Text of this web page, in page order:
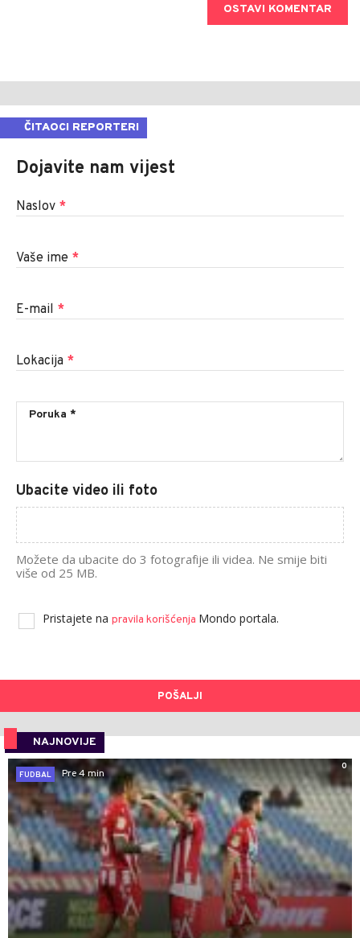
OSTAVI KOMENTAR
ČITAOCI REPORTERI
Dojavite nam vijest
Naslov *
Vaše ime *
E-mail *
Lokacija *
Ubacite video ili foto
Možete da ubacite do 3 fotografije ili videa. Ne smije biti
više od 25 MB.
Pristajete na pravila korišćenja Mondo portala.
POŠALJI
NAJNOVIJE
0
FUDBAL
Pre 4 min